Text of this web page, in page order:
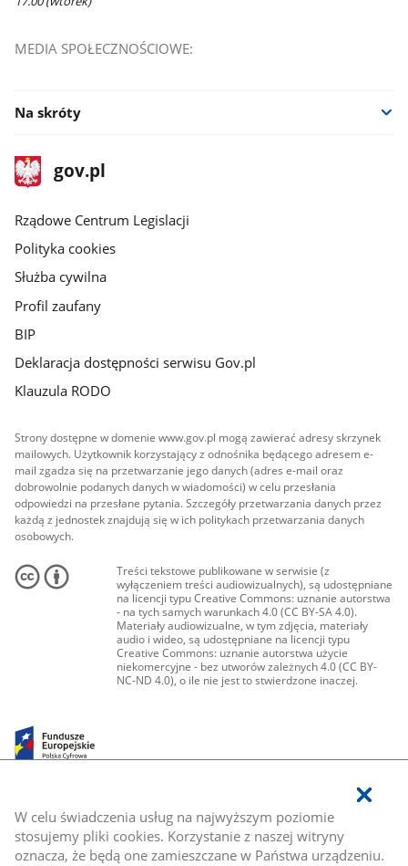
W celu świadczenia usług na najwyższym poziomie
stosujemy pliki cookies. Korzystanie z naszej witryny
oznacza, że będą one zamieszczane w Państwa urządzeniu.
MEDIA SPOŁECZNOŚCIOWE:
Na skróty
stopka
gov.plStrona
gov.pl
Rządowe Centrum Legislacji
Polityka cookies
Służba cywilna
Profil zaufany
BIP
Deklaracja dostępności serwisu Gov.pl
Klauzula RODO
Strony dostępne w domenie www.gov.pl mogą zawierać adresy skrzynek
mailowych. Użytkownik korzystający z odnośnika będącego adresem e-
mail zgadza się na przetwarzanie jego danych (adres e-mail oraz
dobrowolnie podanych danych w wiadomości) w celu przesłania
odpowiedzi na przesłane pytania. Szczegóły przetwarzania danych przez
każdą z jednostek znajdują się w ich politykach przetwarzania danych
osobowych.
Treści tekstowe publikowane w serwisie (z
wyłączeniem treści audiowizualnych), są udostępniane
na licencji typu Creative Commons: uznanie autorstwa
- na tych samych warunkach 4.0 (CC BY-SA 4.0).
Materiały audiowizualne, w tym zdjęcia, materiały
audio i wideo, są udostępniane na licencji typu
Creative Commons: uznanie autorstwa użycie
niekomercyjne - bez utworów zależnych 4.0 (CC BY-
NC-ND 4.0), o ile nie jest to stwierdzone inaczej.